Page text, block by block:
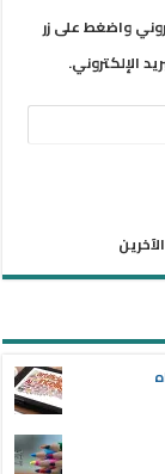
واضغط على زر
الإلكتروني.